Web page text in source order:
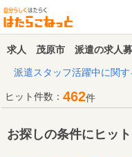
求人 茂原市 派遣の求人
派遣スタッフ活躍中に関
ヒット件数： 462件
お探しの条件にヒッ